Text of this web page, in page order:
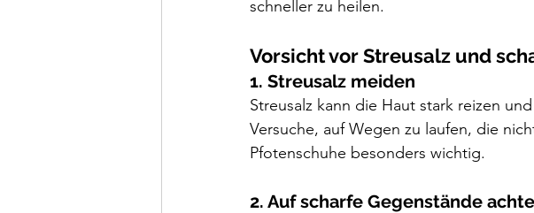
schneller zu heilen.
Vorsicht vor Streusalz und
1. Streusalz meiden
Streusalz kann die Haut stark reizen
Versuche, auf Wegen zu laufen, die
Pfotenschuhe besonders wichtig.
2. Auf scharfe Gegenstände